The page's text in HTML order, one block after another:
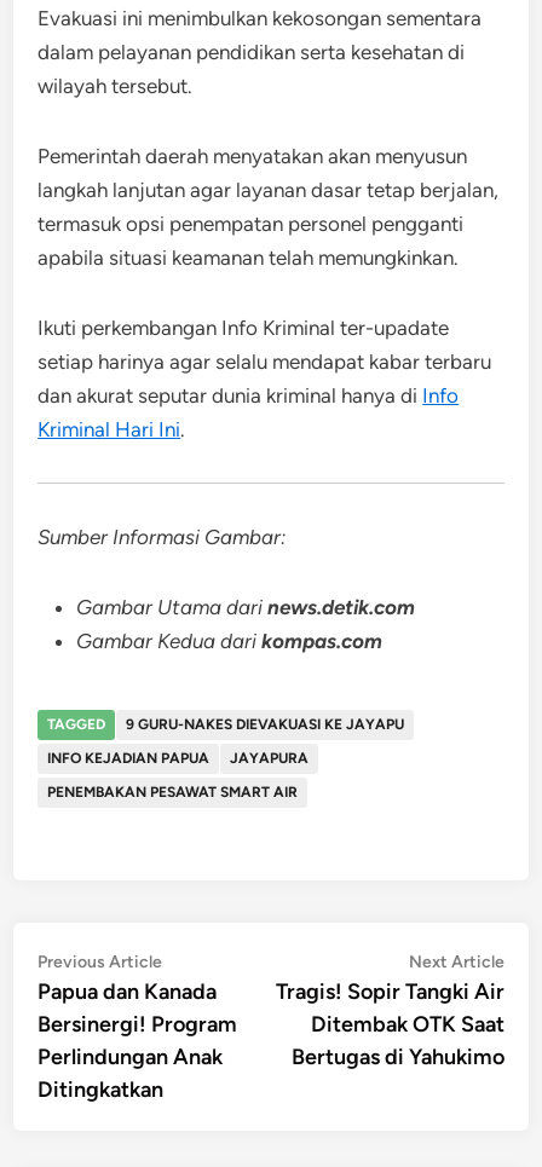
Evakuasi ini menimbulkan kekosongan sementara
dalam pelayanan pendidikan serta kesehatan di
wilayah tersebut.
Pemerintah daerah menyatakan akan menyusun
langkah lanjutan agar layanan dasar tetap berjalan,
termasuk opsi penempatan personel pengganti
apabila situasi keamanan telah memungkinkan.
Ikuti perkembangan Info Kriminal ter-upadate
setiap harinya agar selalu mendapat kabar terbaru
dan akurat seputar dunia kriminal hanya di Info
Kriminal Hari Ini.
Sumber Informasi Gambar:
Gambar Utama darinews.detik.com
Gambar Kedua darikompas.com
TAGGED
9 GURU-NAKES DIEVAKUASI KE JAYAPU
INFO KEJADIAN PAPUA
JAYAPURA
PENEMBAKAN PESAWAT SMART AIR
Post
navigation
Previous ArticlePrevious
article:
Papua dan Kanada
Bersinergi! Program
Perlindungan Anak
Ditingkatkan
Next Article
Tragis! Sopir Tangki Air
Ditembak OTK Saat
Bertugas di Yahukimo